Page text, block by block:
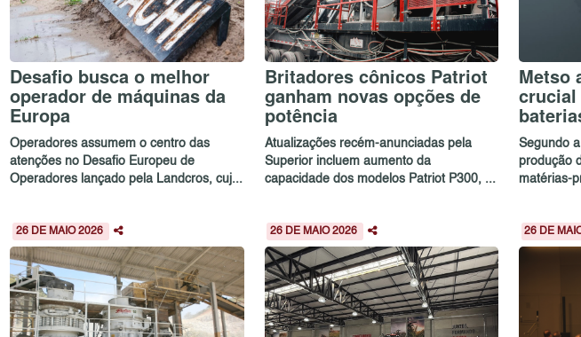
Desafio busca o melhor
operador de máquinas da
Europa
Operadores assumem o centro das
atenções no Desafio Europeu de
Operadores lançado pela Landcros, cuj...
Britadores cônicos Patriot
ganham novas opções de
potência
Atualizações recém-anunciadas pela
Superior incluem aumento da
capacidade dos modelos Patriot P300, ...
Metso
crucial
Segundo
produção
matérias-
26 DE MAIO 2026 26 DE MAIO 2026 26 DE